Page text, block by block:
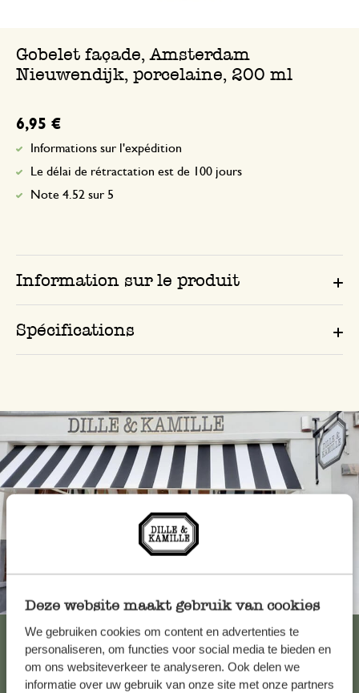
Deze website maakt gebruik van cookies
We gebruiken cookies om content en advertenties te
personaliseren, om functies voor social media te bieden en
om ons websiteverkeer te analyseren. Ook delen we
informatie over uw gebruik van onze site met onze partners
Gobelet façade, Amsterdam
Nieuwendijk, porcelaine, 200 ml
6,95 €
Informations sur l'expédition
Le délai de rétractation est de 100 jours
Note 4.52 sur 5
Information sur le produit
Spécifications
Toujours à proximité
Voir les 62 magasins